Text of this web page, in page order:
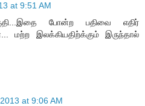
at 9:51 AM
போன்ற பதிவை எதிர்
மற்ற இலக்கியதிற்க்கும் இருந்தால்
at 9:06 AM